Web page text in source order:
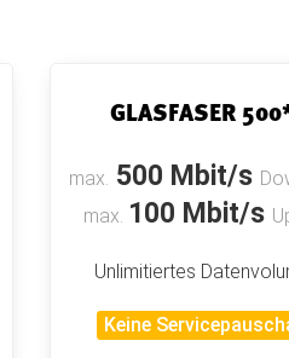
GLASFASER
max. 500 Mbit/s
max. 100 Mbit/s
Unlimitiertes
Keine